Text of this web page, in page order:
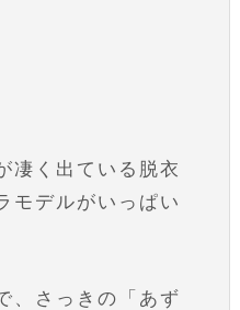
凄く出ている脱衣
モデルがいっぱい
、さっきの「あず